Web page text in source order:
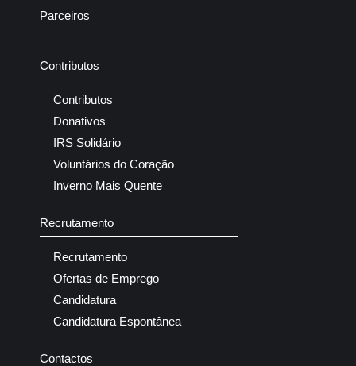
Parceiros
Contributos
Contributos
Donativos
IRS Solidário
Voluntários do Coração
Inverno Mais Quente
Recrutamento
Recrutamento
Ofertas de Emprego
Candidatura
Candidatura Espontânea
Contactos